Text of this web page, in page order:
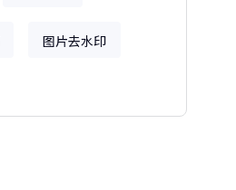
图片去水印